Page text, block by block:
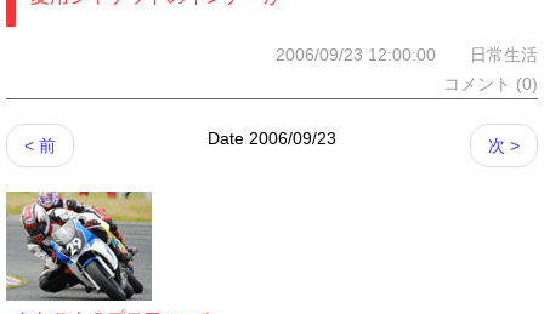
2006/09/23 12:00:00 日常生活
コメント (0)
< 前 次 >
Date 2006/09/23